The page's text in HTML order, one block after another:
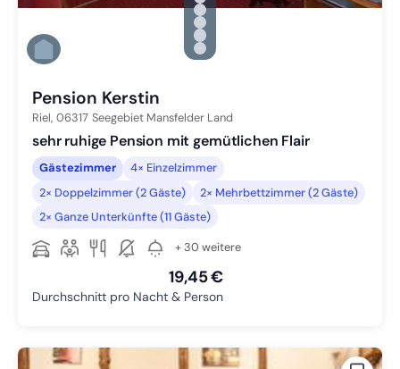
Zu Slide 2 wechseln
Zu Slide 3 wechseln
Zu Slide 4 wechseln
Zu Slide 5 wechseln
Zu Slide 6 wechseln
Pension Kerstin
Riel, 06317 Seegebiet Mansfelder Land
sehr ruhige Pension mit gemütlichen Flair
Gästezimmer
4× Einzelzimmer
2× Doppelzimmer (2 Gäste)
2× Mehrbettzimmer (2 Gäste)
2× Ganze Unterkünfte (11 Gäste)
+ 30 weitere
19,45 €
Durchschnitt pro Nacht & Person